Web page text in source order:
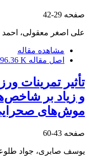
صفحه 29-42
علی اصغر معقولی،
مشاهده مقاله
اصل مقاله K
تأثیر تمرینات
و زیاد بر
موش‌های
صفحه 43-60
یوسف صابری، جواد